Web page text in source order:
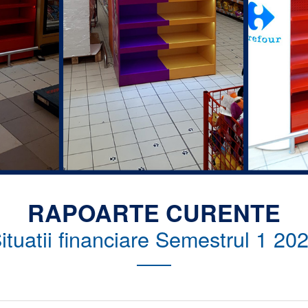
RAPOARTE CURENTE
financiare Semestrul 1